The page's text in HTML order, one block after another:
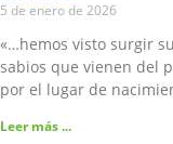
5 de enero de 2026
«…hemos visto surgir
sabios que vienen del
por el lugar de
Leer más ...